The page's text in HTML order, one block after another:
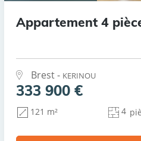
Appartement 4
Brest - KERINOU
333 900 €
121 m² 4